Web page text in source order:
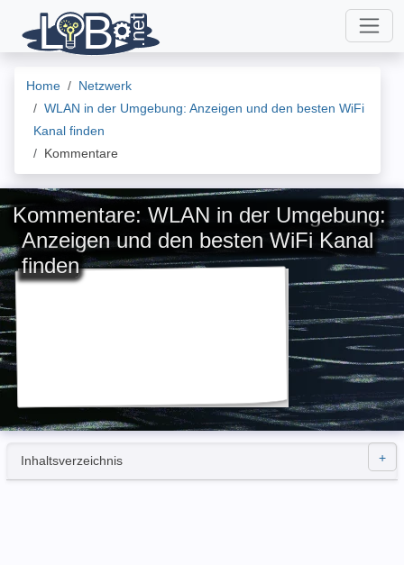
Home
Netzwerk
WLAN in der Umgebung: Anzeigen und den besten WiFi
Kanal finden
Kommentare
Kommentare: WLAN in der Umgebung:
Anzeigen und den besten WiFi Kanal
finden
Inhaltsverzeichnis